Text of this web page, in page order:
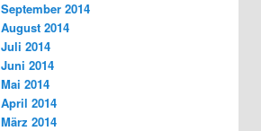
September 2014
August 2014
Juli 2014
Juni 2014
Mai 2014
April 2014
März 2014